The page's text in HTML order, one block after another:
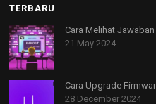
TERBARU
Cara Melihat
21 May 2024
Cara Upgrade
28 December 2024